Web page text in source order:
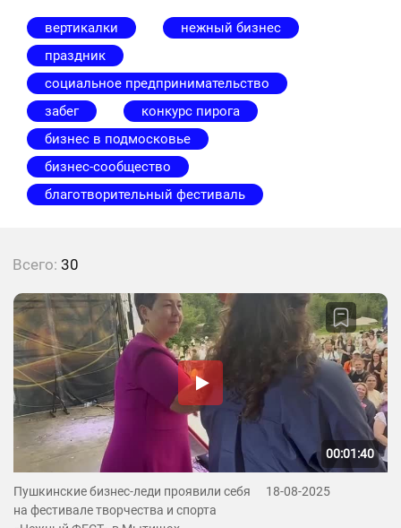
вертикалки
нежный бизнес
праздник
социальное предпринимательство
забег
конкурс пирога
бизнес в подмосковье
бизнес-сообщество
благотворительный фестиваль
Всего: 30
00:01:40
Пушкинские бизнес-леди проявили себя
на фестивале творчества и спорта
18-08-2025